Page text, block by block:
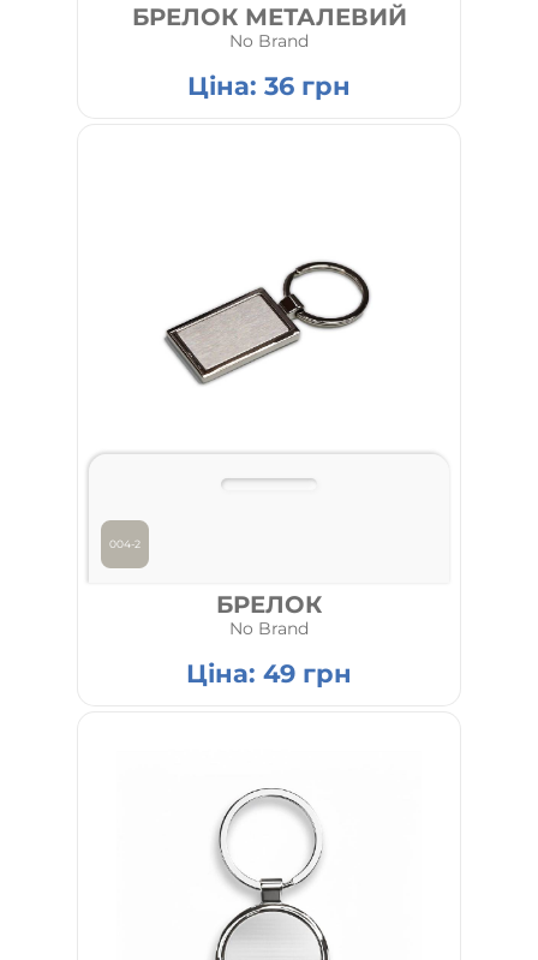
БРЕЛОК МЕТАЛЕВИЙ
No Brand
Ціна: 36 грн
004-2
БРЕЛОК
No Brand
Ціна: 49 грн